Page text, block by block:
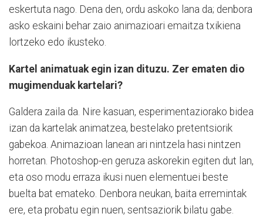
eskertuta nago. Dena den, ordu askoko lana da; denbora
asko eskaini behar zaio animazioari emaitza txikiena
lortzeko edo ikusteko.
Kartel animatuak egin izan dituzu. Zer ematen dio
mugimenduak kartelari?
Galdera zaila da. Nire kasuan, esperimentaziorako bidea
izan da kartelak animatzea, bestelako pretentsiorik
gabekoa. Animazioan lanean ari nintzela hasi nintzen
horretan. Photoshop-en geruza askorekin egiten dut lan,
eta oso modu erraza ikusi nuen elementuei beste
buelta bat emateko. Denbora neukan, baita erremintak
ere, eta probatu egin nuen, sentsaziorik bilatu gabe.